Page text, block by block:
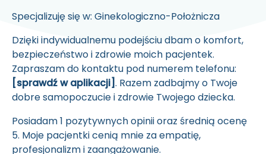
Specjalizuję się w: Ginekologiczno-Położnicza
Dzięki indywidualnemu podejściu dbam o komfort,
bezpieczeństwo i zdrowie moich pacjentek.
Zapraszam do kontaktu pod numerem telefonu:
[sprawdź w aplikacji]. Razem zadbajmy o Twoje
dobre samopoczucie i zdrowie Twojego dziecka.
Posiadam1 pozytywnych opinii oraz średnią ocenę
5. Moje pacjentki cenią mnie za empatię,
profesjonalizm i zaangażowanie.